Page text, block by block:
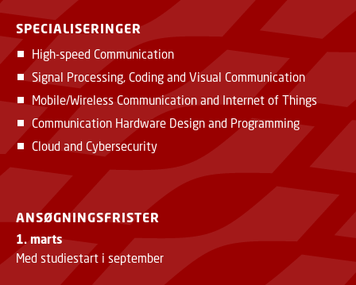
SPECIALISERINGER
High-speed Communication
Signal Processing, Coding and Visual Communication
Mobile/Wireless Communication and Internet of Things
Communication Hardware Design and Programming
Cloud and Cybersecurity
ANSØGNINGSFRISTER
1. marts
Med studiestart i september